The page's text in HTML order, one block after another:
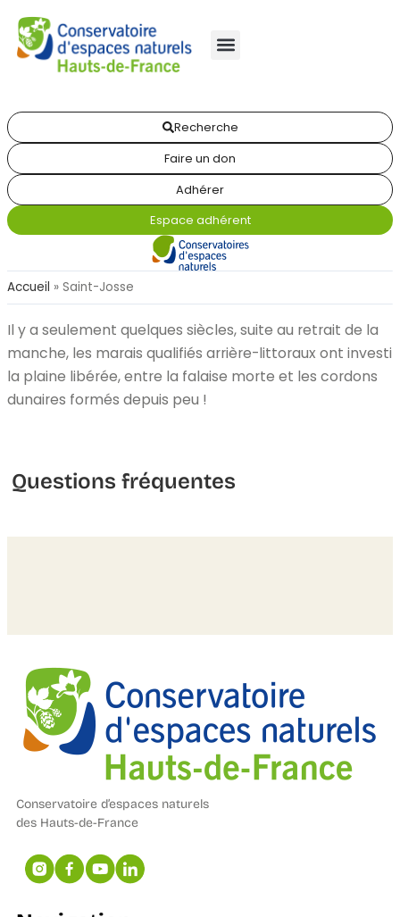
Recherche
Faire un don
Adhérer
Espace adhérent
Accueil » Saint-Josse
Il y a seulement quelques siècles, suite au retrait de la
manche, les marais qualifiés arrière-littoraux ont investi
la plaine libérée, entre la falaise morte et les cordons
dunaires formés depuis peu !
Questions fréquentes
Conservatoire d’espaces naturels
des Hauts-de-France